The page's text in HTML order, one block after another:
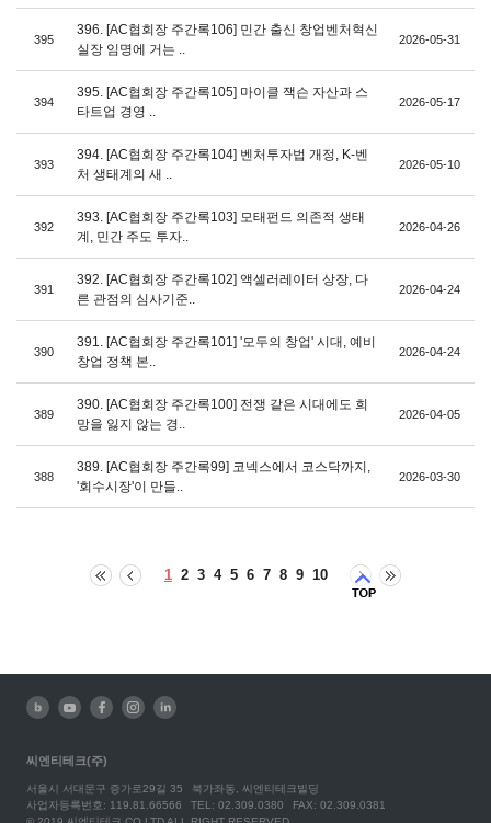
395
396. [AC협회장 주간록106] 민간 출신 창업벤처혁신
실장 임명에 거는 ..
2026-05-31
394
395. [AC협회장 주간록105] 마이클 잭슨 자산과 스
타트업 경영 ..
2026-05-17
393
394. [AC협회장 주간록104] 벤처투자법 개정, K-벤
처 생태계의 새 ..
2026-05-10
392
393. [AC협회장 주간록103] 모태펀드 의존적 생태
계, 민간 주도 투자..
2026-04-26
391
392. [AC협회장 주간록102] 액셀러레이터 상장, 다
른 관점의 심사기준..
2026-04-24
390
391. [AC협회장 주간록101] '모두의 창업' 시대, 예비
창업 정책 본..
2026-04-24
389
390. [AC협회장 주간록100] 전쟁 같은 시대에도 희
망을 잃지 않는 경..
2026-04-05
388
389. [AC협회장 주간록99] 코넥스에서 코스닥까지,
'회수시장'이 만들..
2026-03-30
1 2 3 4 5 6 7 8 9 10
씨엔티테크(주)
서울시 서대문구 증가로29길 35
북가좌동, 씨엔티테크빌딩
사업자등록번호: 119.81.66566
TEL: 02.309.0380
FAX: 02.309.0381